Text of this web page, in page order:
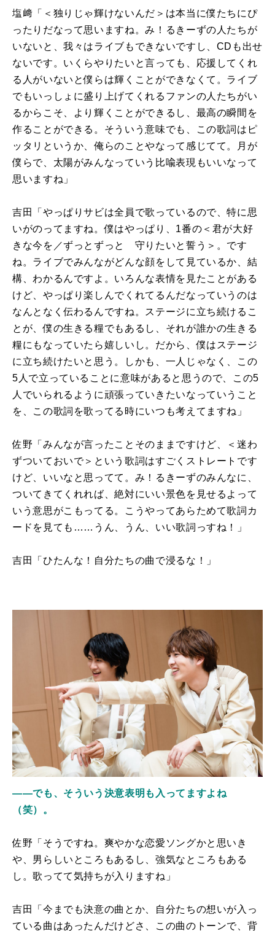
塩﨑「＜独りじゃ輝けないんだ＞は本当に僕たちにぴ
ったりだなって思いますね。み！るきーずの人たちが
いないと、我々はライブもできないですし、CDも出せ
ないです。いくらやりたいと言っても、応援してくれ
る人がいないと僕らは輝くことができなくて。ライブ
でもいっしょに盛り上げてくれるファンの人たちがい
るからこそ、より輝くことができるし、最高の瞬間を
作ることができる。そういう意味でも、この歌詞はピ
ッタリというか、俺らのことやなって感じてて。月が
僕らで、太陽がみんなっていう比喩表現もいいなって
思いますね」
吉田「やっぱりサビは全員で歌っているので、特に思
いがのってますね。僕はやっぱり、1番の＜君が大好
きな今を／ずっとずっと 守りたいと誓う＞。です
ね。ライブでみんながどんな顔をして見ているか、結
構、わかるんですよ。いろんな表情を見たことがある
けど、やっぱり楽しんでくれてるんだなっていうのは
なんとなく伝わるんですね。ステージに立ち続けるこ
とが、僕の生きる糧でもあるし、それが誰かの生きる
糧にもなっていたら嬉しいし。だから、僕はステージ
に立ち続けたいと思う。しかも、一人じゃなく、この
5人で立っていることに意味があると思うので、この5
人でいられるように頑張っていきたいなっていうこと
を、この歌詞を歌ってる時にいつも考えてますね」
佐野「みんなが言ったことそのままですけど、＜迷わ
ずついておいで＞という歌詞はすごくストレートです
けど、いいなと思ってて。み！るきーずのみんなに、
ついてきてくれれば、絶対にいい景色を見せるよって
いう意思がこもってる。こうやってあらためて歌詞カ
ードを見ても……うん、うん、いい歌詞っすね！」
吉田「ひたんな！自分たちの曲で浸るな！」
――でも、そういう決意表明も入ってますよね
（笑）。
佐野「そうですね。爽やかな恋愛ソングかと思いき
や、男らしいところもあるし、強気なところもある
し。歌ってて気持ちが入りますね」
吉田「今までも決意の曲とか、自分たちの想いが入っ
ている曲はあったんだけどさ、この曲のトーンで、背